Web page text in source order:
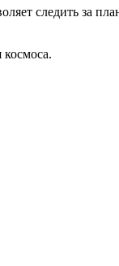
следить за